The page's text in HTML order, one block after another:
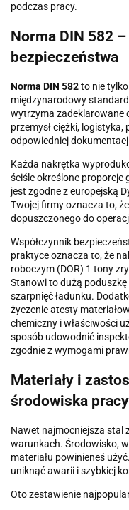
podczas pracy.
Norma DIN 582
bezpieczeństwa
Norma DIN 582to nie
międzynarodowy
wytrzyma zadeklarowane
przemysł ciężki,
odpowiedniej
Każda nakrętka
ściśle określone proporcje
jest zgodne z europejską
Twojej firmy oznacza to,
dopuszczonego do
Współczynnik
praktyce oznacza to, że
roboczym (DOR) 1 tony
Stanowi to dużą
szarpnięć ładunku.
życzenie atesty
chemiczny i właściwości
sposób udowodnić
zgodnie z wymogami
Materiały i
środowiska pracy
Nawet najmocniejsza stal
warunkach. Środowisko,
materiału powinieneś
uniknąć awarii i szybkiej
Oto zestawienie